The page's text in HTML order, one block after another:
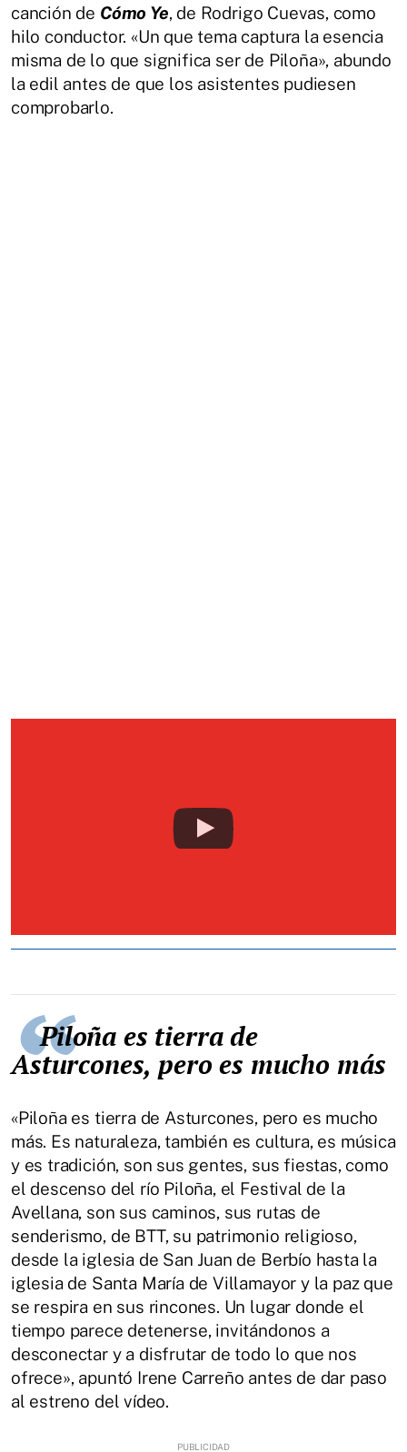
canción de Cómo Ye, de Rodrigo Cuevas, como
hilo conductor. «Un que tema captura la esencia
misma de lo que significa ser de Piloña», abundo
la edil antes de que los asistentes pudiesen
comprobarlo.
Piloña es tierra de
Asturcones, pero es mucho más
«Piloña es tierra de Asturcones, pero es mucho
más. Es naturaleza, también es cultura, es música
y es tradición, son sus gentes, sus fiestas, como
el descenso del río Piloña, el Festival de la
Avellana, son sus caminos, sus rutas de
senderismo, de BTT, su patrimonio religioso,
desde la iglesia de San Juan de Berbío hasta la
iglesia de Santa María de Villamayor y la paz que
se respira en sus rincones. Un lugar donde el
tiempo parece detenerse, invitándonos a
desconectar y a disfrutar de todo lo que nos
ofrece», apuntó Irene Carreño antes de dar paso
al estreno del vídeo.